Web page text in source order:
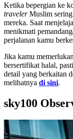
Ketika bepergian ke
travelerMuslim sering
mereka. Saat
menikmati
perjalanan kamu
Jika kamu
bersertifikat halal,
detail yang berkaitan
melihatnya di sini.
sky100